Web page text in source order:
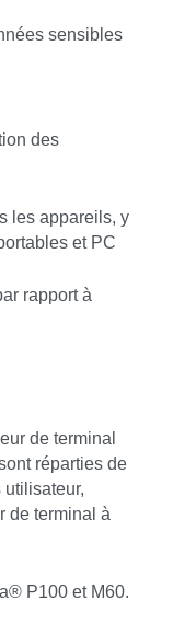
sensibles
des
les appareils, y
et PC
rapport à
de terminal
réparties de
de terminal à
P100 et M60.